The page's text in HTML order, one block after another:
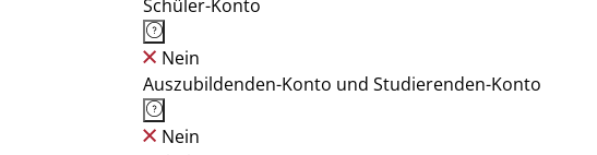
Schüler-Konto
Nein
Auszubildenden-Konto und Studierenden-Konto
Nein